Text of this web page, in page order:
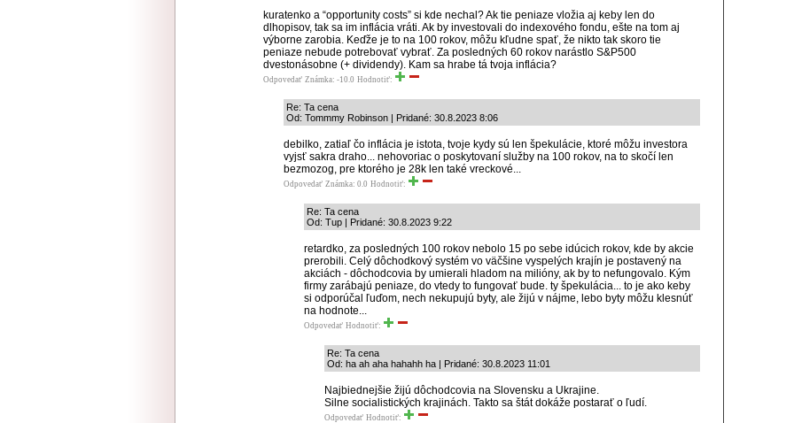
kuratenko a “opportunity costs” si kde nechal? Ak tie peniaze vložia aj keby len do
dlhopisov, tak sa im inflácia vráti. Ak by investovali do indexového fondu, ešte na tom aj
výborne zarobia. Keďže je to na 100 rokov, môžu kľudne spať, že nikto tak skoro tie
peniaze nebude potrebovať vybrať. Za posledných 60 rokov narástlo S&P500
dvestonásobne (+ dividendy). Kam sa hrabe tá tvoja inflácia?
Odpovedať Známka: -10.0 Hodnotiť:
Re: Ta cena
Od: Tommmy Robinson | Pridané: 30.8.2023 8:06
debilko, zatiaľ čo inflácia je istota, tvoje kydy sú len špekulácie, ktoré môžu investora
vyjsť sakra draho... nehovoriac o poskytovaní služby na 100 rokov, na to skočí len
bezmozog, pre ktorého je 28k len také vreckové...
Odpovedať Známka: 0.0 Hodnotiť:
Re: Ta cena
Od: Tup | Pridané: 30.8.2023 9:22
retardko, za posledných 100 rokov nebolo 15 po sebe idúcich rokov, kde by akcie
prerobili. Celý dôchodkový systém vo väčšine vyspelých krajín je postavený na
akciách - dôchodcovia by umierali hladom na milióny, ak by to nefungovalo. Kým
firmy zarábajú peniaze, do vtedy to fungovať bude. ty špekulácia... to je ako keby
si odporúčal ľuďom, nech nekupujú byty, ale žijú v nájme, lebo byty môžu klesnúť
na hodnote...
Odpovedať Hodnotiť:
Re: Ta cena
Od: ha ah aha hahahh ha | Pridané: 30.8.2023 11:01
Najbiednejšie žijú dôchodcovia na Slovensku a Ukrajine.
Silne socialistických krajinách. Takto sa štát dokáže postarať o ľudí.
Odpovedať Hodnotiť: